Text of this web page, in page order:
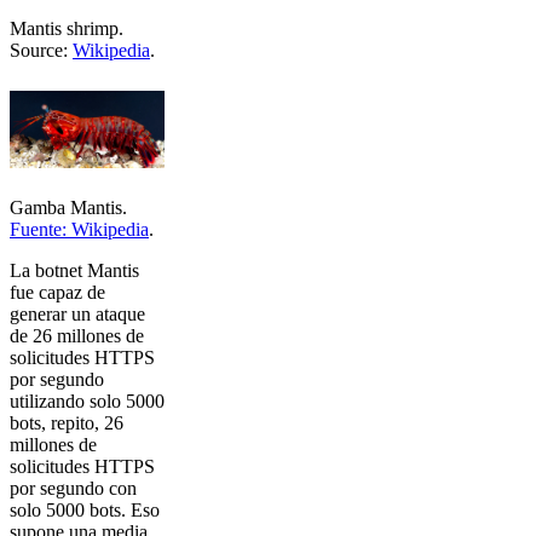
Mantis shrimp.
Source: Wikipedia.
Gamba Mantis.
Fuente: Wikipedia.
La botnet Mantis
fue capaz de
generar un ataque
de 26 millones de
solicitudes HTTPS
por segundo
utilizando solo 5000
bots, repito, 26
millones de
solicitudes HTTPS
por segundo con
solo 5000 bots. Eso
supone una media